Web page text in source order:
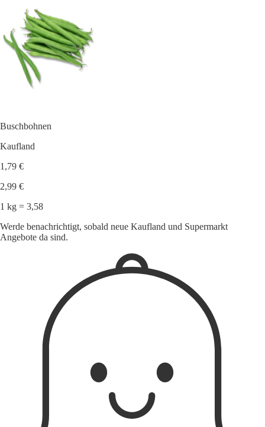
Buschbohnen
Kaufland
1,79 €
2,99 €
1 kg = 3,58
Werde benachrichtigt, sobald neue Kaufland und Supermarkt
Angebote da sind.